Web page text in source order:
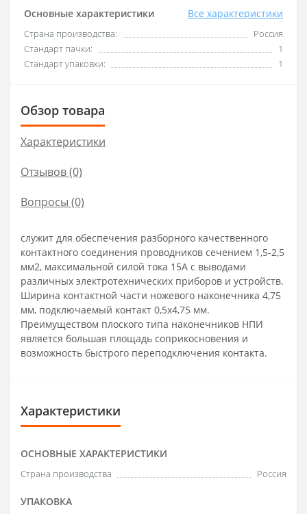
Основные характеристики Все характеристики
Страна производства:
Россия
Стандарт пачки:
1
Стандарт упаковки:
1
Обзор товара
Характеристики
Отзывов (0)
Вопросы (0)
служит для обеспечения разборного качественного
контактного соединения проводников сечением 1,5-2,5
мм2, максимальной силой тока 15А с выводами
различных электротехнических приборов и устройств.
Ширина контактной части ножевого наконечника 4,75
мм, подключаемый контакт 0,5х4,75 мм.
Преимуществом плоского типа наконечников НПИ
является большая площадь соприкосновения и
возможность быстрого переподключения контакта.
Характеристики
ОСНОВНЫЕ ХАРАКТЕРИСТИКИ
Страна производства Россия
УПАКОВКА